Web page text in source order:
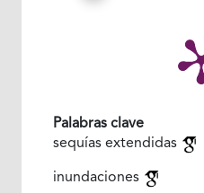
Palabras clave
sequías extendidas
inundaciones